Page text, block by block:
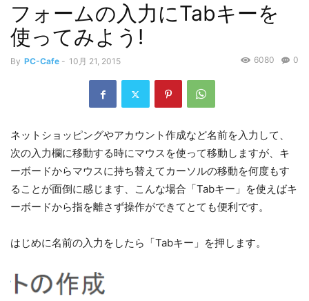
フォームの入力にTabキーを
使ってみよう!
By PC-Cafe - 10月 21, 2015 0
6080
ネットショッピングやアカウント作成など名前を入力して、
次の入力欄に移動する時にマウスを使って移動しますが、キ
ーボードからマウスに持ち替えてカーソルの移動を何度もす
ることが面倒に感じます、こんな場合「Tabキー」を使えばキ
ーボードから指を離さず操作ができてとても便利です。
はじめに名前の入力をしたら「Tabキー」を押します。